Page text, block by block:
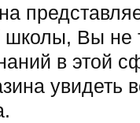
Вы не
в этой
увидеть